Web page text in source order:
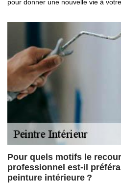
pour donner une nouvelle vie à
Pour quels motifs le
professionnel est-il
peinture intérieure ?